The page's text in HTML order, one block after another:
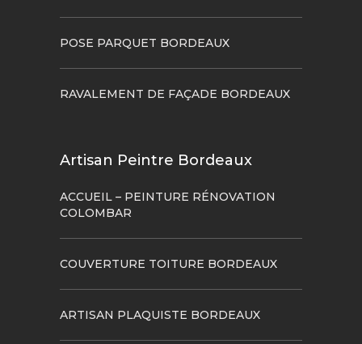
POSE PARQUET BORDEAUX
RAVALEMENT DE FAÇADE BORDEAUX
Artisan Peintre Bordeaux
ACCUEIL – PEINTURE RÉNOVATION
COLOMBAR
COUVERTURE TOITURE BORDEAUX
ARTISAN PLAQUISTE BORDEAUX